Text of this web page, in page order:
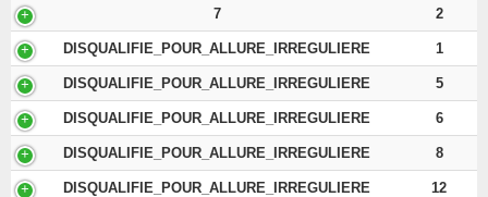
7 2
DISQUALIFIE_POUR_ALLURE_IRREGULIERE 1
DISQUALIFIE_POUR_ALLURE_IRREGULIERE 5
DISQUALIFIE_POUR_ALLURE_IRREGULIERE 6
DISQUALIFIE_POUR_ALLURE_IRREGULIERE 8
DISQUALIFIE_POUR_ALLURE_IRREGULIERE 12